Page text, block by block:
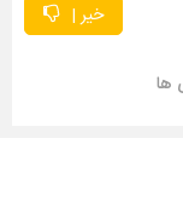
خیر |
ها